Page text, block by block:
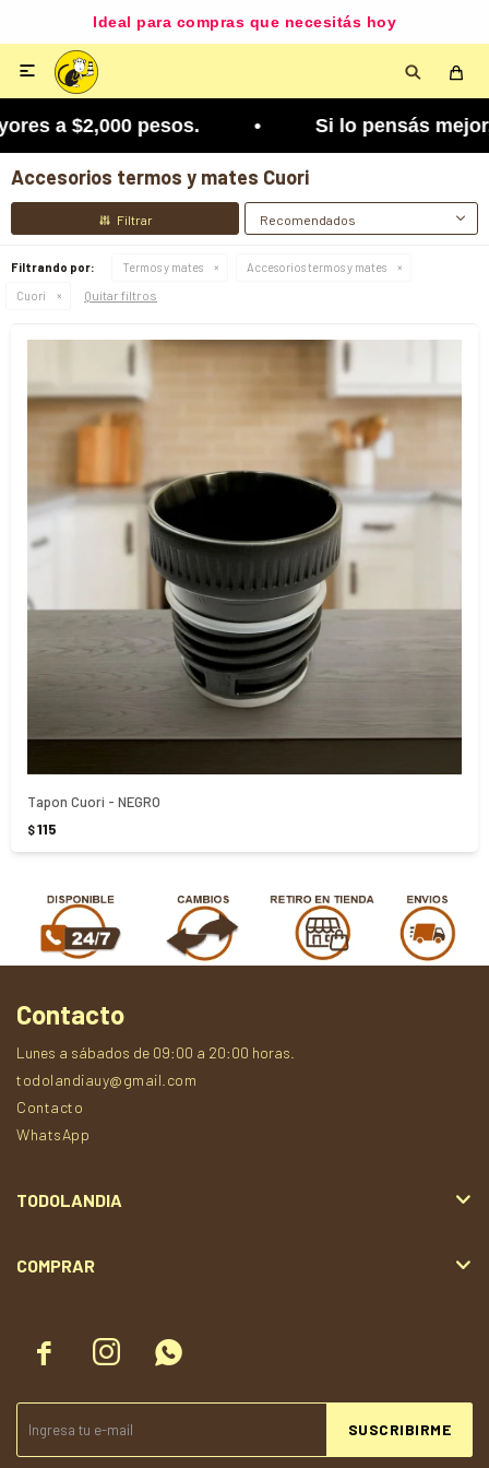
Ideal para compras que necesitás hoy

a $2,000 pesos. • Si lo pensás mejor,
Accesorios termos y mates Cuori
Recomendados
Filtrando por: Termos y mates
Accesorios termos y mates
Cuori
Quitar filtros
Tapon Cuori - NEGRO
$115
  
SUSCRIBIRME
Contacto
Lunes a sábados de 09:00 a 20:00 horas.
todolandiauy@gmail.com
Contacto
WhatsApp
TODOLANDIA
COMPRAR